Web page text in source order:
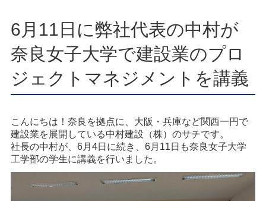
6月11日に弊社代表の中村が
奈良女子大学で建設業のプロ
ジェクトマネジメントを講義
こんにちは！奈良を拠点に、大阪・兵庫など関西一円で
建設業を展開している中村建設（株）のサチです。
社長の中村が、6月4日に続き、6月11日も奈良女子大学
工学部の学生に講義を行いました。